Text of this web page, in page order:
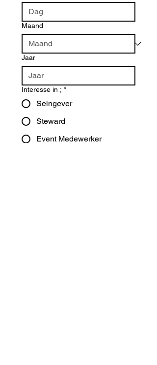
Maand
Jaar
Interesse in ; *
Seingever
Steward
Event Medewerker